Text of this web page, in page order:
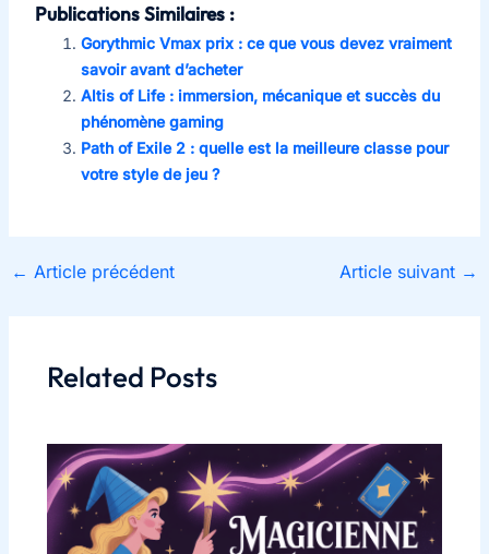
Publications Similaires :
Gorythmic Vmax prix : ce que vous devez vraiment
savoir avant d’acheter
Altis of Life : immersion, mécanique et succès du
phénomène gaming
Path of Exile 2 : quelle est la meilleure classe pour
votre style de jeu ?
← Article précédent Article suivant →
Related Posts